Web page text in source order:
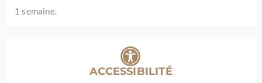
1 semaine.
ACCESSIBILITÉ